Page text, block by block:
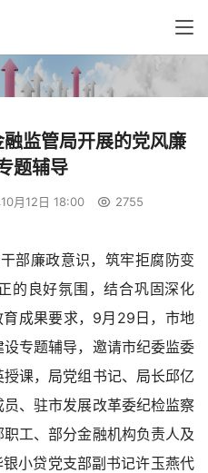
监管局开展的党风廉
题辅导
月12日 18:00 2755
部廉政意识，筑牢拒腐防变
的良好氛围，结合巩固深化
育成果要求，9月29日，市地
专题辅导，邀请市纪委监委
课，局党组书记、局长邱亿
、驻市发展改革委纪检监察
工、部分金融机构负责人及
小贷党支部副书记许玉燕代